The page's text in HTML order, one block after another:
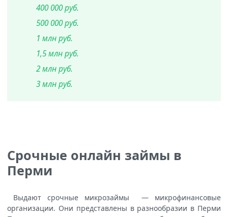
400 000 руб.
500 000 руб.
1 млн руб.
1,5 млн руб.
2 млн руб.
3 млн руб.
Срочные онлайн займы в
Перми
Выдают срочные микрозаймы — микрофинансовые
организации. Они представлены в разнообразии в Перми